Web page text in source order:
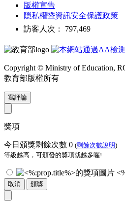
版權宣告
隱私權暨資訊安全保護政策
訪客人次： 797,469
Copyright © Ministry of Education,
教育部版權所有
寫評論
獎項
今日頒獎剩餘次數 0 (剩餘次數說明)
等級越高，可頒發的獎項就越多喔!
取消 頒獎